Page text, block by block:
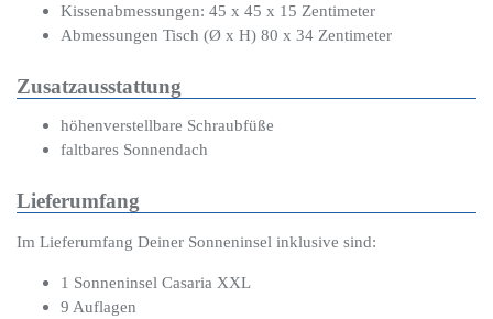
Kissenabmessungen: 45 x 45 x 15 Zentimeter
Abmessungen Tisch (Ø x H) 80 x 34 Zentimeter
Zusatzausstattung
höhenverstellbare Schraubfüße
faltbares Sonnendach
Lieferumfang
Im Lieferumfang Deiner Sonneninsel inklusive sind:
1 Sonneninsel Casaria XXL
9 Auflagen